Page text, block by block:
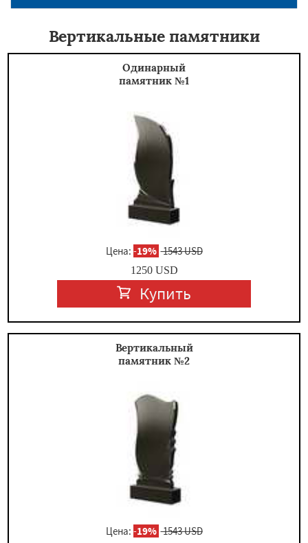
Вертикальные памятники
Одинарный
памятник №1
Цена: -19% 1543 USD
1250USD
Купить
Вертикальный
памятник №2
Цена: -19% 1543 USD